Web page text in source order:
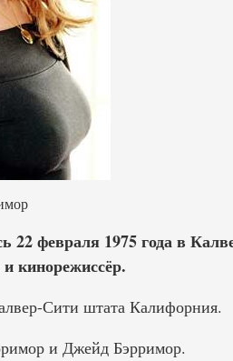
февраля 1975 года в
кинорежиссёр.
Сити штата Калифорния.
и Джейд Бэрримор.